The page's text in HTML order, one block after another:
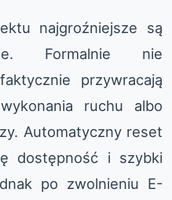
najgroźniejsze są
Formalnie nie
przywracają
ruchu albo
Automatyczny reset
dostępność i szybki
po zwolnieniu E-